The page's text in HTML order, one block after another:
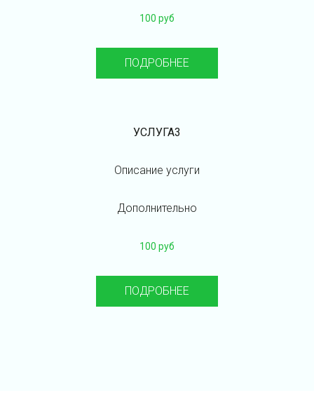
100 руб
ПОДРОБНЕЕ
УСЛУГА3
Описание услуги
Дополнительно
100 руб
ПОДРОБНЕЕ